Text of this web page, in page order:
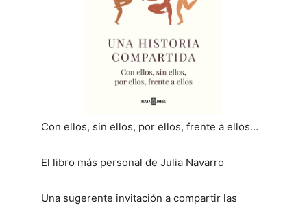
Con ellos, sin ellos, por ellos, frente a ellos…
El libro más personal de Julia Navarro
Una sugerente invitación a compartir las